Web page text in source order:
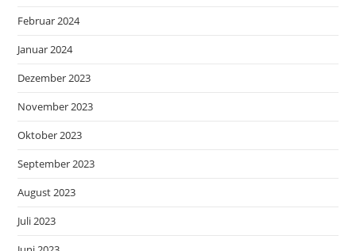
Februar 2024
Januar 2024
Dezember 2023
November 2023
Oktober 2023
September 2023
August 2023
Juli 2023